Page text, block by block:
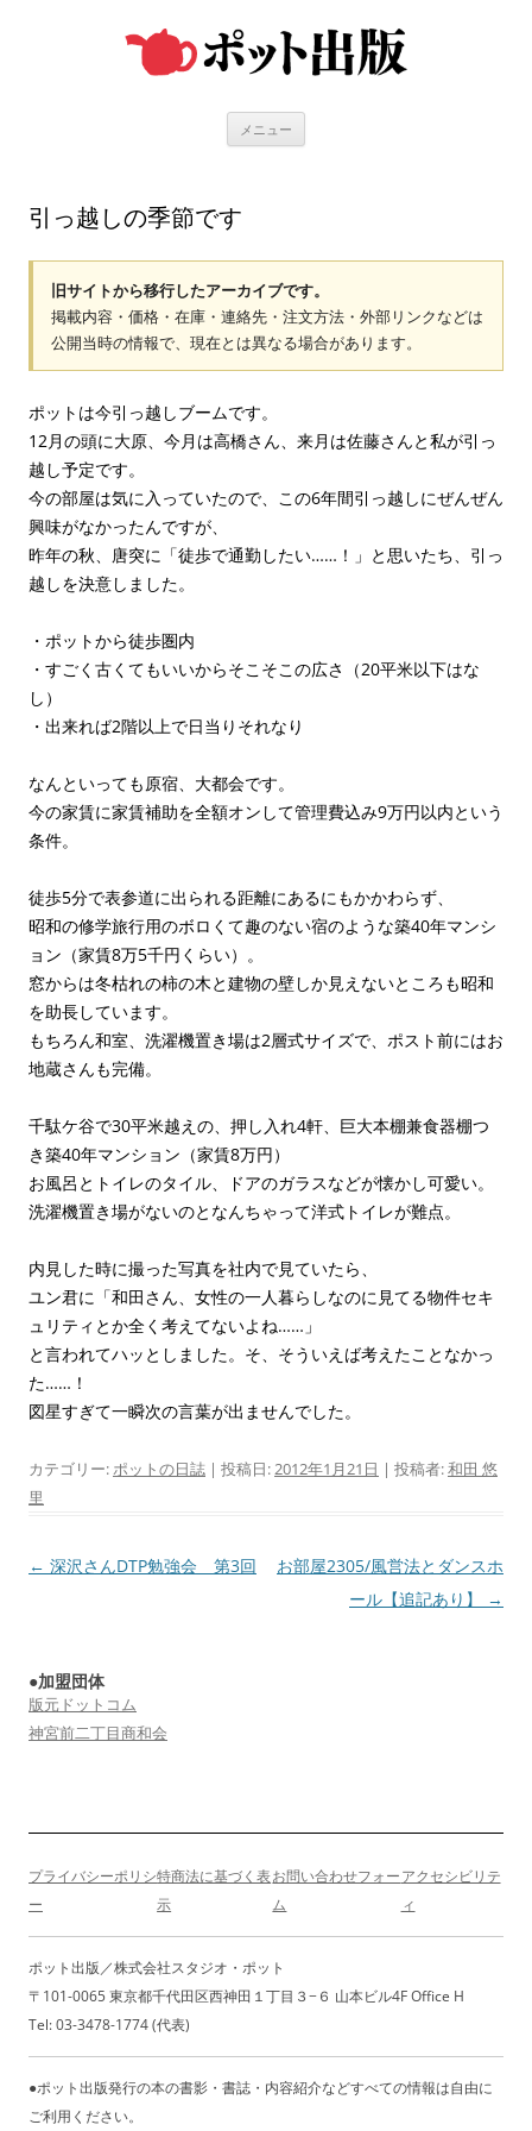
メニュー
引っ越しの季節です
旧サイトから移行したアーカイブです。
掲載内容・価格・在庫・連絡先・注文方法・外部リンクなどは
公開当時の情報で、現在とは異なる場合があります。
ポットは今引っ越しブームです。
12月の頭に大原、今月は高橋さん、来月は佐藤さんと私が引っ
越し予定です。
今の部屋は気に入っていたので、この6年間引っ越しにぜんぜん
興味がなかったんですが、
昨年の秋、唐突に「徒歩で通勤したい……！」と思いたち、引っ
越しを決意しました。
・ポットから徒歩圏内
・すごく古くてもいいからそこそこの広さ（20平米以下はな
し）
・出来れば2階以上で日当りそれなり
なんといっても原宿、大都会です。
今の家賃に家賃補助を全額オンして管理費込み9万円以内という
条件。
徒歩5分で表参道に出られる距離にあるにもかかわらず、
昭和の修学旅行用のボロくて趣のない宿のような築40年マンシ
ョン（家賃8万5千円くらい）。
窓からは冬枯れの柿の木と建物の壁しか見えないところも昭和
を助長しています。
もちろん和室、洗濯機置き場は2層式サイズで、ポスト前にはお
地蔵さんも完備。
千駄ケ谷で30平米越えの、押し入れ4軒、巨大本棚兼食器棚つ
き築40年マンション（家賃8万円）
お風呂とトイレのタイル、ドアのガラスなどが懐かし可愛い。
洗濯機置き場がないのとなんちゃって洋式トイレが難点。
内見した時に撮った写真を社内で見ていたら、
ユン君に「和田さん、女性の一人暮らしなのに見てる物件セキ
ュリティとか全く考えてないよね……」
と言われてハッとしました。そ、そういえば考えたことなかっ
た……！
図星すぎて一瞬次の言葉が出ませんでした。
カテゴリー: ポットの日誌 | 投稿日: 2012年1月21日 | 投稿者:和田 悠
里
投
ゲ
ー
ン
← 深沢さんDTP勉強会 第3回
お部屋2305/風営法とダンスホ
ール【追記あり】
→
●加盟団体
版元ドットコム
神宮前二丁目商和会
プライバシーポリシ
ー
特商法に基づく表
示
お問い合わせフォー
ム
アクセシビリテ
ィ
ポット出版／株式会社スタジオ・ポット
〒101-0065 東京都千代田区西神田１丁目３−６ 山本ビル4F Office H
Tel: 03-3478-1774 (代表)
●ポット出版発行の本の書影・書誌・内容紹介などすべての情報は自由に
ご利用ください。